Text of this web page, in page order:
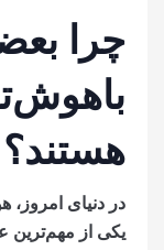
چرا
هستند؟
در دنیای امروز،
یکی از مهم‌ترین